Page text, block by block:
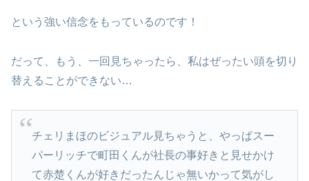
という強い信念をもっているのです！
だって、もう、一回見ちゃったら、私はぜったい頭を切り
替えることができない…
チェリまほのビジュアル見ちゃうと、やっぱスー
パーリッチで町田くんが社長の事好きと見せかけ
て赤楚くんが好きだったんじゃ無いかって気がし